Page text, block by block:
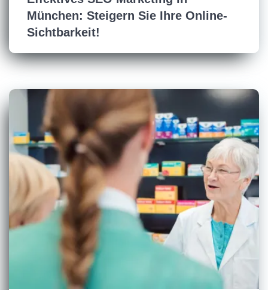
München: Steigern Sie Ihre Online-
Sichtbarkeit!